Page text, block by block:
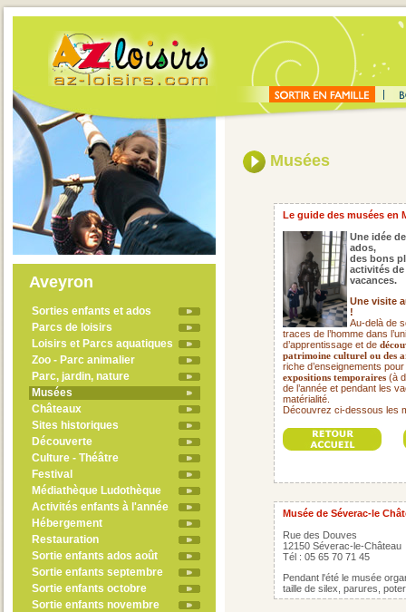
Aveyron
Sorties enfants et ados
Parcs de loisirs
Loisirs et Parcs aquatiques
Zoo - Parc animalier
Parc, jardin, nature
Musées
Châteaux
Sites historiques
Découverte
Culture - Théâtre
Festival
Médiathèque Ludothèque
Activités enfants à l'année
Hébergement
Restauration
Sortie enfants ados août
Sortie enfants septembre
Sortie enfants octobre
Sortie enfants novembre
Musées
Le guide des musées en
Une idée
ados,
des bons
activités
vacances.
Une visite
!
Au-delà de
traces de l’homme dans
d’apprentissage et de
patrimoine culturel ou des
riche d’enseignements
expositions temporaires (à
de l’année et pendant les
matérialité.
Découvrez ci-dessous les
Musée de Séverac-le
Rue des Douves
12150 Séverac-le-Château
Tél : 05 65 70 71 45
Pendant l'été le musée
taille de silex, parures,